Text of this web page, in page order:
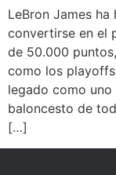
LeBron James
convertirse en el
de 50.000
como los
legado como
baloncesto de
[…]